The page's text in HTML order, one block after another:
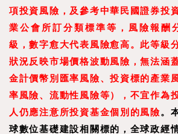
項投資風險，及參考中華民國證券投
業公會所訂分類標準等，風險報酬
級，數字愈大代表風險愈高。此等級
狀況反映市場價格波動風險，無法涵
金計價幣別匯率風險、投資標的產業
率風險、流動性風險等），不宜作為
人仍應注意所投資基金個別的風險。
球數位基礎建設相關標的，全球政經